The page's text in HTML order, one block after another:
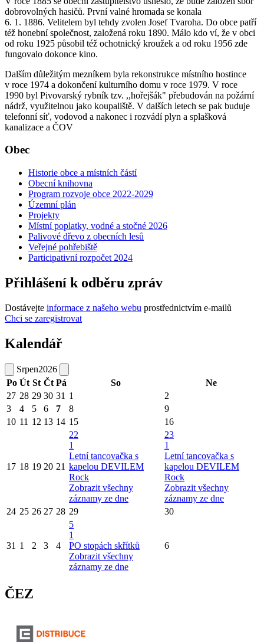
dobrovolných hasičů. První valné hromada se konala
6. 1. 1886. Velitelem byl tehdy zvolen Josef Tvaroha. Do obce patří
též honební společnost, založená roku 1890. Málo kdo ví, že v obci
od roku 1925 působil též ochotnický kroužek a od roku 1956 zde
fungovalo dokonce kino.
Dalším důležitým mezníkem byla rekonstrukce místního hostince
v roce 1974 a dokončení kulturního domu v roce 1979. V roce
1990 byl Pivovarský rybník tzv. ,,hořejšák" přebudován na požární
nádrž, využitelnou jako koupaliště. V dalších letech se pak buduje
telefonní síť, vodovod a nakonec i rozvádí plyn a splašková
kanalizace a ČOV
Obec
Historie obce a místních částí
Obecní knihovna
Program rozvoje obce 2022-2029
Územní plán
Projekty
Místní poplatky, vodné a stočné 2026
Palivové dřevo z obecních lesů
Veřejné pohřebiště
Participativní rozpočet 2024
Přihlášení k odběru zpráv
Dostávejte informace z našeho webu prostřednictvím e-mailů
Chci se zaregistrovat
Kalendář
Srpen2026
Po Út St Čt Pá So
Ne
27 28 29 30 31 1
2
3
4 5 6 7 8
9
10 11 12 13 14 15 16
17 18 19 20 21
22
1
Letní tancovačka s
kapelou DEVILEM
Rock
Zobrazit všechny
záznamy ze dne
23
1
Letní tancovačka s
kapelou DEVILEM
Rock
Zobrazit všechny
záznamy ze dne
24 25 26 27 28 29 30
31 1 2 3 4
5
1
PO stopách skřítků
Zobrazit všechny
záznamy ze dne
6
ČEZ